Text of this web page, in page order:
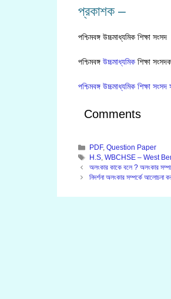
প্রকাশক –
পশ্চিমবঙ্গ উচ্চমাধ্যমিক শিক্ষা সংসদ
পশ্চিমবঙ্গ উচ্চমাধ্যমিক শিক্ষা
পশ্চিমবঙ্গ উচ্চমাধ্যমিক শিক্ষা
Comments
Categories
PDF,Question Paper
Tags
H.S,WBCHSE – West
অলংকার কাকে বলে ? অলংকার
নিদর্শনা অলংকার সম্পর্কে আলোচনা